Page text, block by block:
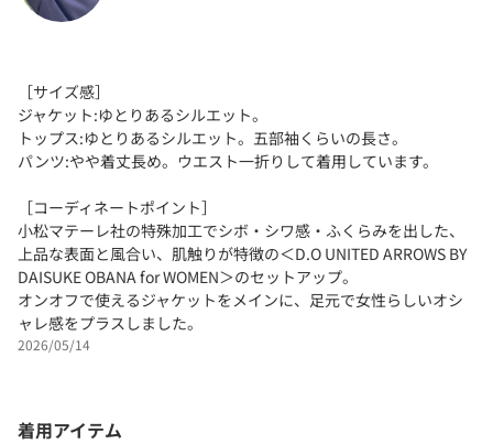
［サイズ感］
ジャケット:ゆとりあるシルエット。
トップス:ゆとりあるシルエット。五部袖くらいの長さ。
パンツ:やや着丈長め。ウエスト一折りして着用しています。
［コーディネートポイント］
小松マテーレ社の特殊加工でシボ・シワ感・ふくらみを出した、
上品な表面と風合い、肌触りが特徴の＜D.O UNITED ARROWS BY
DAISUKE OBANA for WOMEN＞のセットアップ。
オンオフで使えるジャケットをメインに、足元で女性らしいオシ
ャレ感をプラスしました。
2026/05/14
着用アイテム